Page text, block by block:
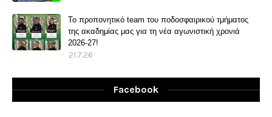
Το προπονητικό team του ποδοσφαιρικού τμήματος
της ακαδημίας μας για τη νέα αγωνιστική χρονιά
2026-27!
21.7.26
Facebook